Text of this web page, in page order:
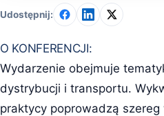
Udostępnij:
O KONFERENCJI:
Wydarzenie obejmuje
dystrybucji i transportu.
praktycy poprowadzą szereg